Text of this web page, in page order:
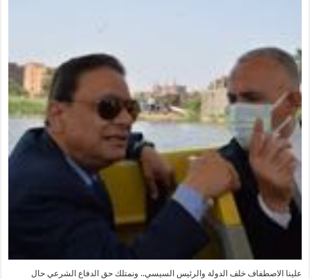
علينا الاصطفاف خلف الدولة والرئيس السيسي.. ونمتلك حق الدفاع الشرعي حال